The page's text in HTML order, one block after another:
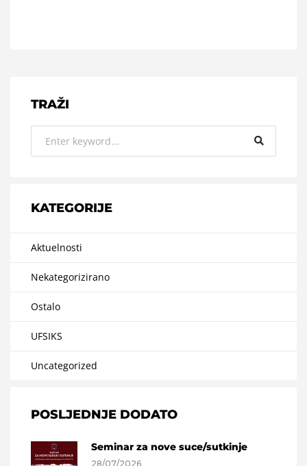
TRAŽI
KATEGORIJE
Aktuelnosti
Nekategorizirano
Ostalo
UFSIKS
Uncategorized
POSLJEDNJE DODATO
Seminar za nove suce/sutkinje
28/07/2026